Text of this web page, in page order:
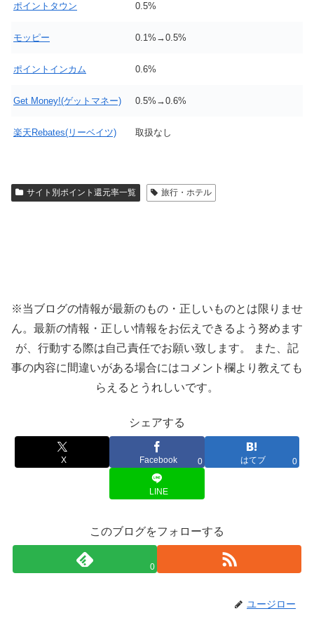
ポイントタウン 0.5%
モッピー 0.1%→0.5%
ポイントインカム 0.6%
Get Money!(ゲットマネー) 0.5%→0.6%
楽天Rebates(リーベイツ) 取扱なし
サイト別ポイント還元率一覧 旅行・ホテル
※当ブログの情報が最新のもの・正しいものとは限りませ
ん。最新の情報・正しい情報をお伝えできるよう努めます
が、行動する際は自己責任でお願い致します。 また、記
事の内容に間違いがある場合にはコメント欄より教えても
らえるとうれしいです。
シェアする
X Facebook 0 はてブ 0
LINE
このブログをフォローする
0
ユージロー